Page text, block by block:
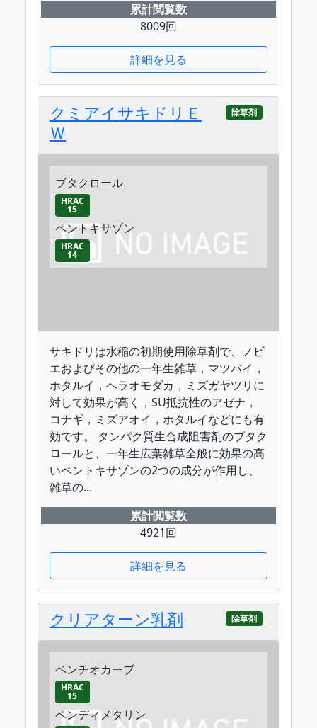
累計閲覧数
8009回
詳細を見る
クミアイサキドリＥ
Ｗ
除草剤
ブタクロール
HRAC
15
ペントキサゾン
HRAC
14
サキドリは水稲の初期使用除草剤で、ノビ
エおよびその他の一年生雑草，マツバイ，
ホタルイ，ヘラオモダカ，ミズガヤツリに
対して効果が高く，SU抵抗性のアゼナ，
コナギ，ミズアオイ，ホタルイなどにも有
効です。 タンパク質生合成阻害剤のブタク
ロールと、一年生広葉雑草全般に効果の高
いペントキサゾンの2つの成分が作用し、
雑草の...
累計閲覧数
4921回
詳細を見る
クリアターン乳剤 除草剤
ベンチオカーブ
HRAC
15
ペンディメタリン